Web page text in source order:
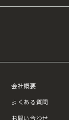
会社概要
よくある質問
お問い合わせ